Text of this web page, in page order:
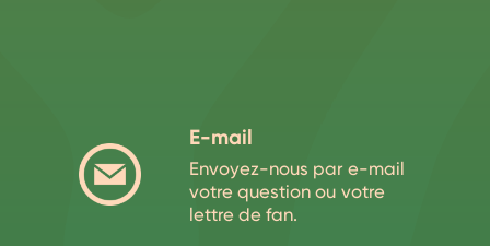
E-mail
Envoyez-nous par e-mail
votre question ou votre
lettre de fan.